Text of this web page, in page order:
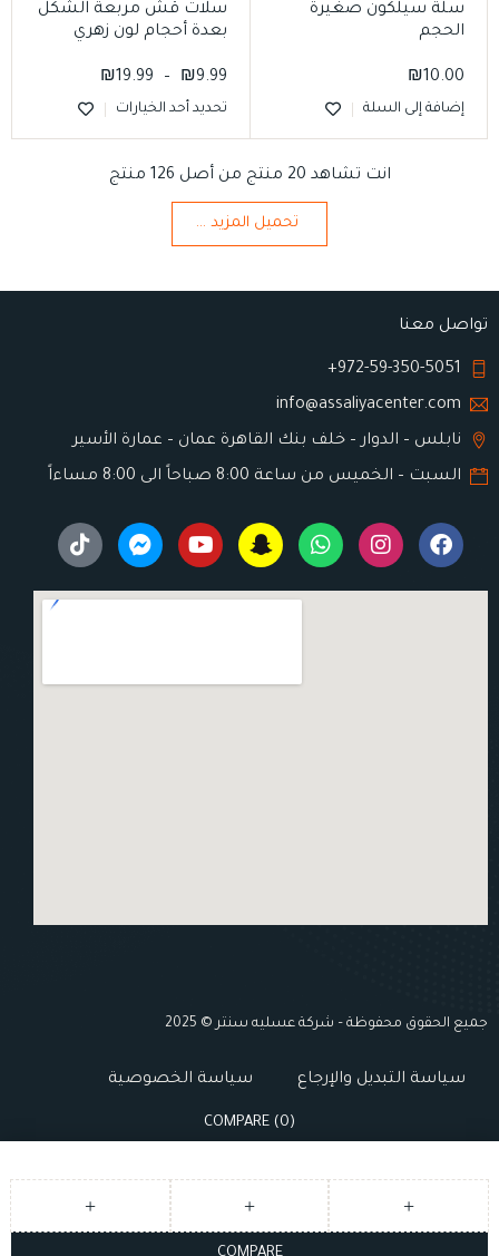
سلة سيلكون صغيرة
الحجم
₪10.00
إضافة إلى السلة
سلات قش مربعة الشكل
بعدة أحجام لون زهري
₪9.99
–
₪19.99
تحديد أحد الخيارات
انت تشاهد 20 منتج من أصل 126 منتج
تحميل المزيد ...
تواصل معنا
972-59-350-5051+
info@assaliyacenter.com
نابلس – الدوار – خلف بنك القاهرة عمان – عمارة الأسير
السبت – الخميس من ساعة 8:00 صباحاً الى 8:00 مساءاً
جميع الحقوق محفوظة – شركة عسليه سنتر © 2025
سياسة التبديل والإرجاع سياسة الخصوصية
COMPARE (0)